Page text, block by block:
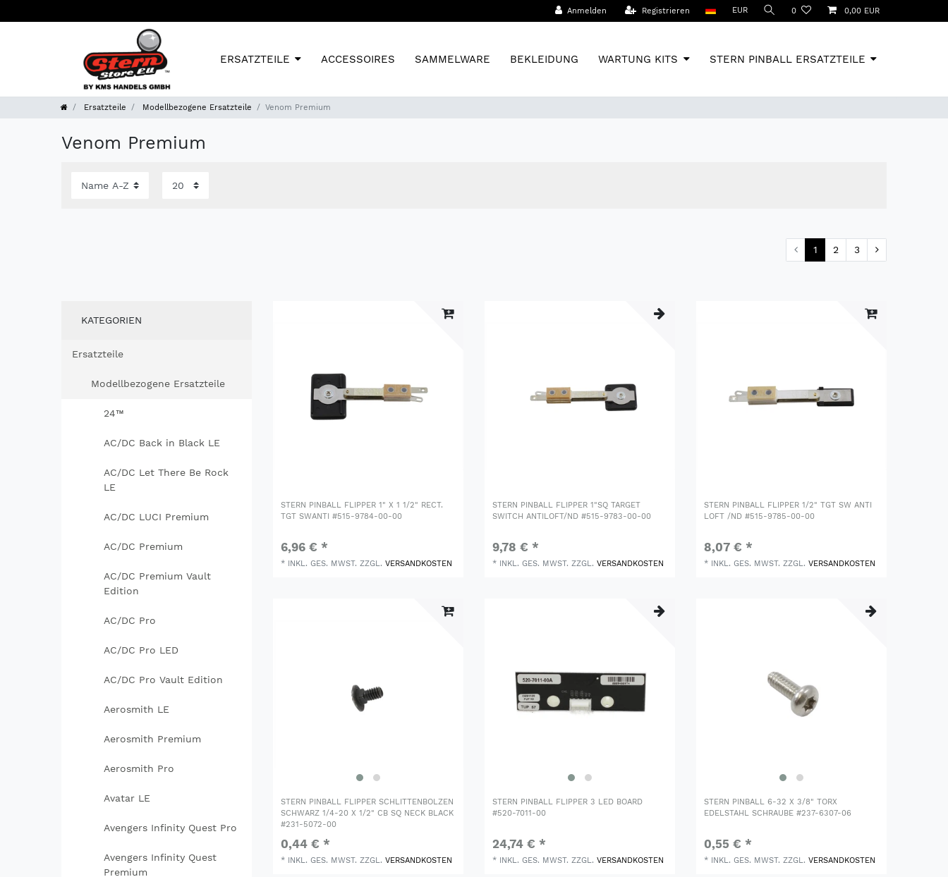
Anmelden Registrieren EUR 0 0,00 EUR
ERSATZTEILE ACCESSOIRES SAMMELWARE BEKLEIDUNG WARTUNG KITS STERN PINBALL ERSATZTEILE
Ersatzteile Modellbezogene Ersatzteile Venom Premium
Venom Premium
1 2 3
KATEGORIEN
Ersatzteile
Modellbezogene Ersatzteile
24™
AC/DC Back in Black LE
AC/DC Let There Be Rock
LE
AC/DC LUCI Premium
AC/DC Premium
AC/DC Premium Vault
Edition
AC/DC Pro
AC/DC Pro LED
AC/DC Pro Vault Edition
Aerosmith LE
Aerosmith Premium
Aerosmith Pro
Avatar LE
Avengers Infinity Quest Pro
Avengers Infinity Quest
Premium
STERN PINBALL FLIPPER 1" X 1 1/2" RECT.
TGT SWANTI #515-9784-00-00
6,96 € *
* INKL. GES. MWST. ZZGL.VERSANDKOSTEN
STERN PINBALL FLIPPER 1"SQ TARGET
SWITCH ANTILOFT/ND #515-9783-00-00
9,78 € *
* INKL. GES. MWST. ZZGL.VERSANDKOSTEN
STERN PINBALL FLIPPER 1/2" TGT SW ANTI
LOFT /ND #515-9785-00-00
8,07 € *
* INKL. GES. MWST. ZZGL.VERSANDKOSTEN
STERN PINBALL FLIPPER SCHLITTENBOLZEN
SCHWARZ 1/4-20 X 1/2" CB SQ NECK BLACK
#231-5072-00
0,44 € *
* INKL. GES. MWST. ZZGL.VERSANDKOSTEN
STERN PINBALL FLIPPER 3 LED BOARD
#520-7011-00
24,74 € *
* INKL. GES. MWST. ZZGL.VERSANDKOSTEN
STERN PINBALL 6-32 X 3/8" TORX
EDELSTAHL SCHRAUBE #237-6307-06
0,55 € *
* INKL. GES. MWST. ZZGL.VERSANDKOSTEN